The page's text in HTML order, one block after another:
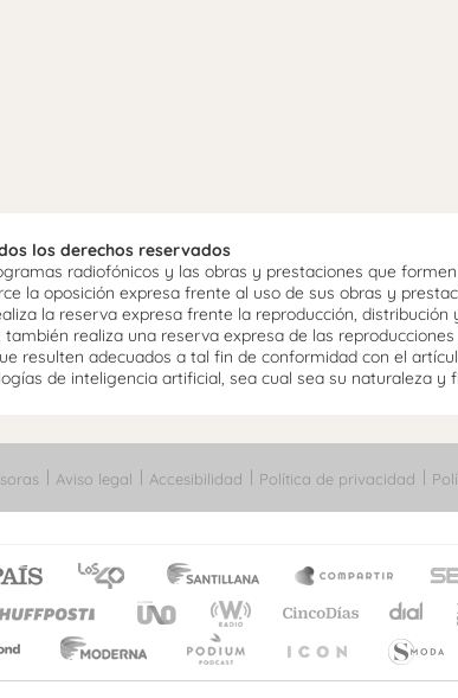
los derechos reservados
radiofónicos y las obras y prestaciones que
la oposición expresa frente al uso de sus obras y
la reserva expresa frente la reproducción,
también realiza una reserva expresa de las
resulten adecuados a tal fin de conformidad con el
de inteligencia artificial, sea cual sea su naturaleza y
Aviso legal Accesibilidad Política de privacidad